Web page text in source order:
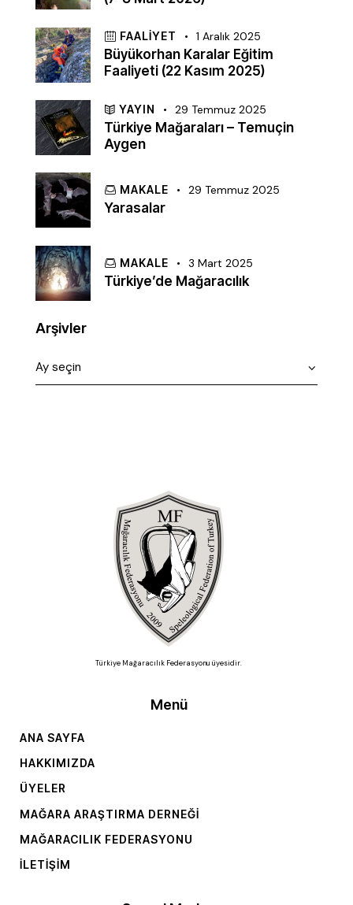
FAALIYET 1 Aralık 2025
Büyükorhan Karalar Eğitim
Faaliyeti (22 Kasım 2025)
YAYIN 29 Temmuz 2025
Türkiye Mağaraları – Temuçin
Aygen
MAKALE 29 Temmuz 2025
Yarasalar
MAKALE 3 Mart 2025
Türkiye’de Mağaracılık
Arşivler
Türkiye Mağaracılık Federasyonu üyesidir.
Menü
ANA SAYFA
HAKKIMIZDA
ÜYELER
MAĞARA ARAŞTIRMA DERNEĞI
MAĞARACILIK FEDERASYONU
İLETIŞIM